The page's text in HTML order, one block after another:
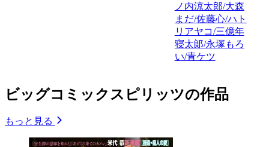
ノ内涼太郎/大森
まだ/佐藤心/ハト
リアヤコ/三億年
寝太郞/永塚もろ
い/青ケツ
ビッグコミックスピリッツの作品
もっと見る